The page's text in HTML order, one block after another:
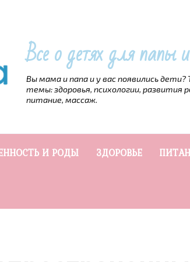
Все о детях для
Вы мама и папа и у вас появились
темы: здоровья, психологии, развития
питание, массаж.
И РОДЫ ЗДОРОВЬЕ